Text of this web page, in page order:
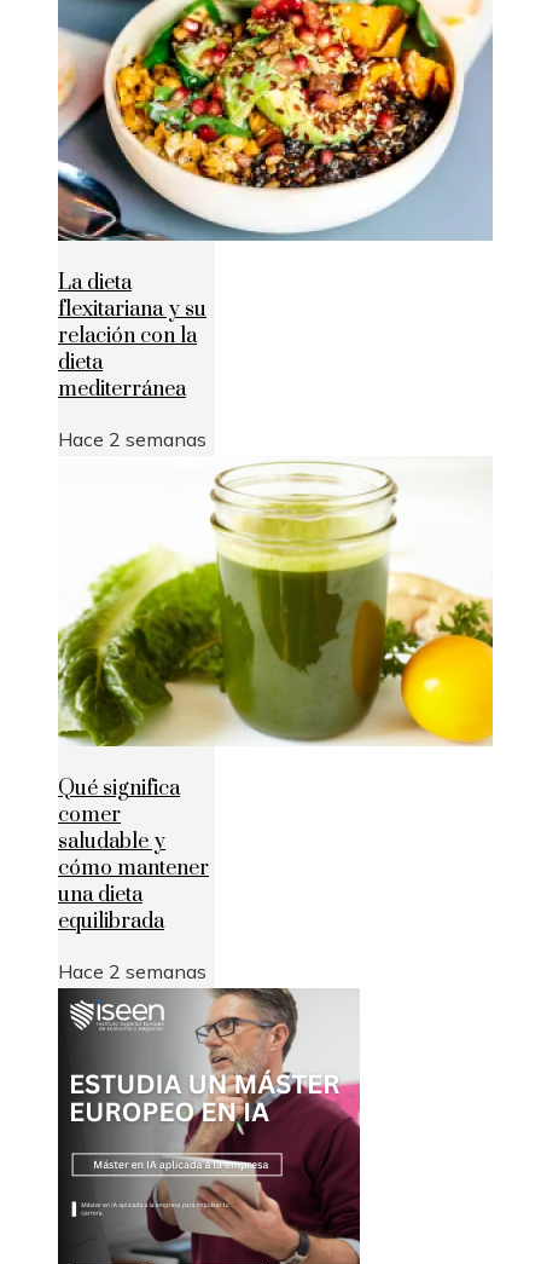
La dieta
flexitariana y su
relación con la
dieta
mediterránea
Hace 2 semanas
Qué significa
comer
saludable y
cómo mantener
una dieta
equilibrada
Hace 2 semanas